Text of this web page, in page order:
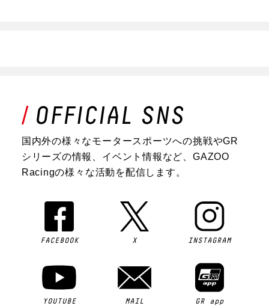
国内外の様々なモータースポーツへの挑戦やGR
シリーズの情報、イベント情報など、GAZOO
Racingの様々な活動を配信します。
FACEBOOK X INSTAGRAM
YOUTUBE MAIL GR app